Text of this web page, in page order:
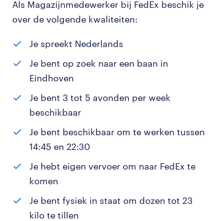
Als Magazijnmedewerker bij FedEx beschik je
over de volgende kwaliteiten:
Je spreekt Nederlands
Je bent op zoek naar een baan in
Eindhoven
Je bent 3 tot 5 avonden per week
beschikbaar
Je bent beschikbaar om te werken tussen
14:45 en 22:30
Je hebt eigen vervoer om naar FedEx te
komen
Je bent fysiek in staat om dozen tot 23
kilo te tillen